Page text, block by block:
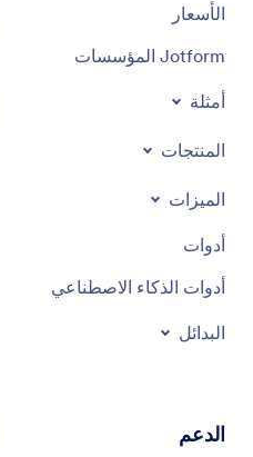
الأسعار
Jotform المؤسسات
أمثلة
المنتجات
الميزات
أدوات
أدوات الذكاء الاصطناعي
البدائل
الدعم